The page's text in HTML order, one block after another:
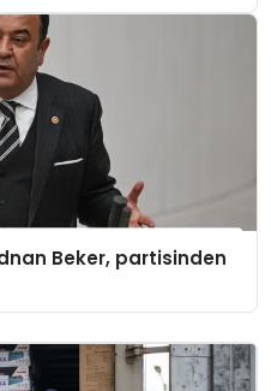
Beker, partisinden